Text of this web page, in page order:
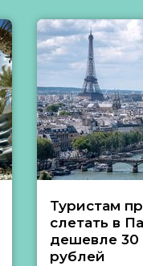
Туристам
слетать в
дешевле 30
рублей